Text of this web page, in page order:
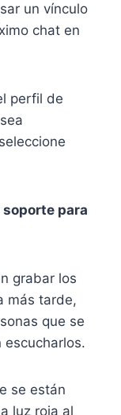
un vínculo
chat en
perfil de
para
grabar los
más tarde,
que se
escucharlos.
se están
luz roja al